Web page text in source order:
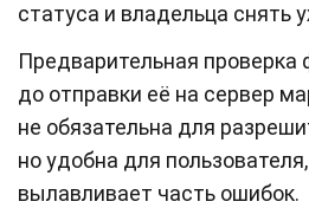
статуса и владельца снять
Предварительная
до отправки её на сервер
не обязательна для
но удобна для
вылавливает часть ошибок.